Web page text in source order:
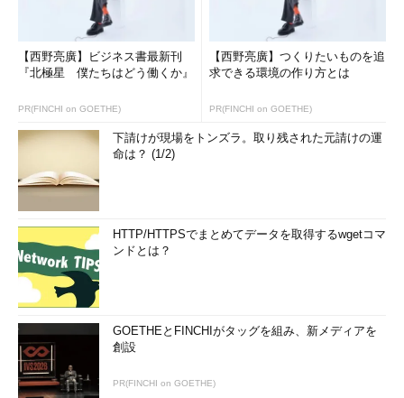
この5つの要素が含まれたキャリア仮説を持っていれば、自分
の専門能力を、長期的視点で高めていくことが可能となります。
また、自分の専門能力について相手（転職先など）に説得力を持
って魅力的に話せるため、結果的にエンプロイアビリティを高め
エンプロイアビリティを構成する4つの基本能力
以下の4つを挙げています。
●1．専門能力
特定の領域に関する知識の確かさ、問題を解決する際の創造
性、論理性、人間関係を含めた腕の確かさのことであり、仕事で
成果を出すための基本中の基本となる要素。
●2．自己表現力
自分は何ができるか、何をやってきたか、何をやりたいか、と
【西野亮廣】ビジネス書最新刊
『北極星 僕たちはどう働くか』
PR(FINCHI on GOETHE)
【西野亮廣】つくりたいものを追
求できる環境の作り方とは
PR(FINCHI on GOETHE)
下請けが現場をトンズラ。取り残された元請けの運
命は？ (1/2)
HTTP/HTTPSでまとめてデータを取得するwgetコマ
ンドとは？
GOETHEとFINCHIがタッグを組み、新メディアを
創設
PR(FINCHI on GOETHE)